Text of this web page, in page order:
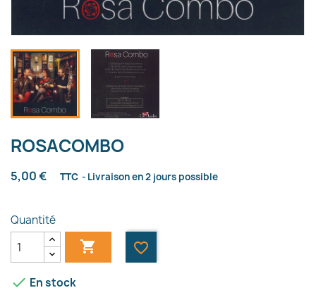
ROSACOMBO
5,00 € TTC Livraison en 2 jours possible
Quantité
 favorite_border
 En stock